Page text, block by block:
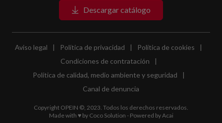
Descargar catálogo
Aviso legal | Política de privacidad | Política de cookies
|
Condiciones de contratación
|
Política de calidad, medio ambiente y seguridad
|
Canal de denuncia
Copyright OPEIN ©, 2023. Todos los derechos reservados.
Made with ♥ by Coco Solution - Powered byAcai